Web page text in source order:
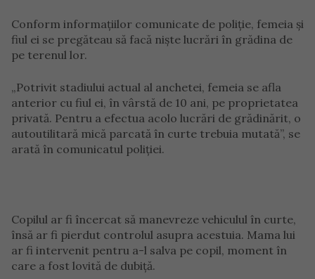
Conform informațiilor comunicate de poliție, femeia și
fiul ei se pregăteau să facă niște lucrări în grădina de
pe terenul lor.
„Potrivit stadiului actual al anchetei, femeia se afla
anterior cu fiul ei, în vârstă de 10 ani, pe proprietatea
privată. Pentru a efectua acolo lucrări de grădinărit, o
autoutilitară mică parcată în curte trebuia mutată”, se
arată în comunicatul poliției.
Copilul ar fi încercat să manevreze vehiculul în curte,
însă ar fi pierdut controlul asupra acestuia. Mama lui
ar fi intervenit pentru a-l salva pe copil, moment în
care a fost lovită de dubiță.